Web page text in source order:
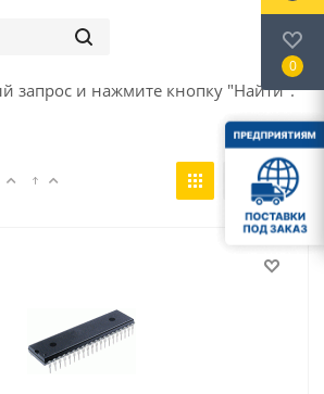
запрос и нажмите кнопку "Найти".
0